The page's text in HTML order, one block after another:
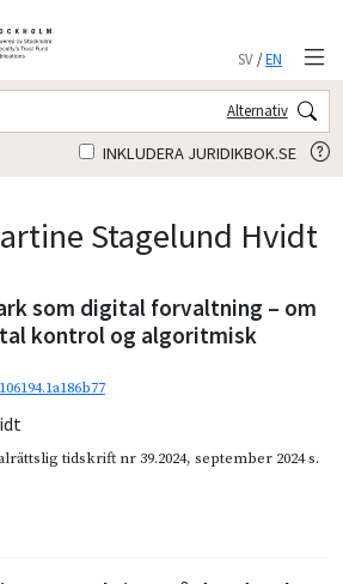
SV/EN
Alternativ
INKLUDERA JURIDIKBOK.SE
Stagelund Hvidt
som digital forvaltning – om
kontrol og algoritmisk
tidskrift nr 39.2024, september 2024s.